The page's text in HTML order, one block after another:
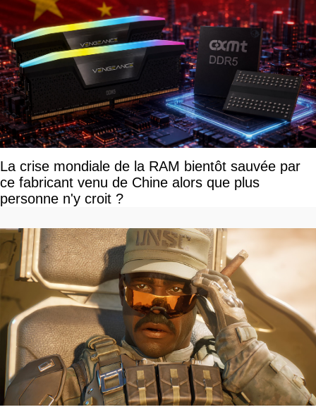
La crise mondiale de la RAM bientôt sauvée par
ce fabricant venu de Chine alors que plus
personne n'y croit ?